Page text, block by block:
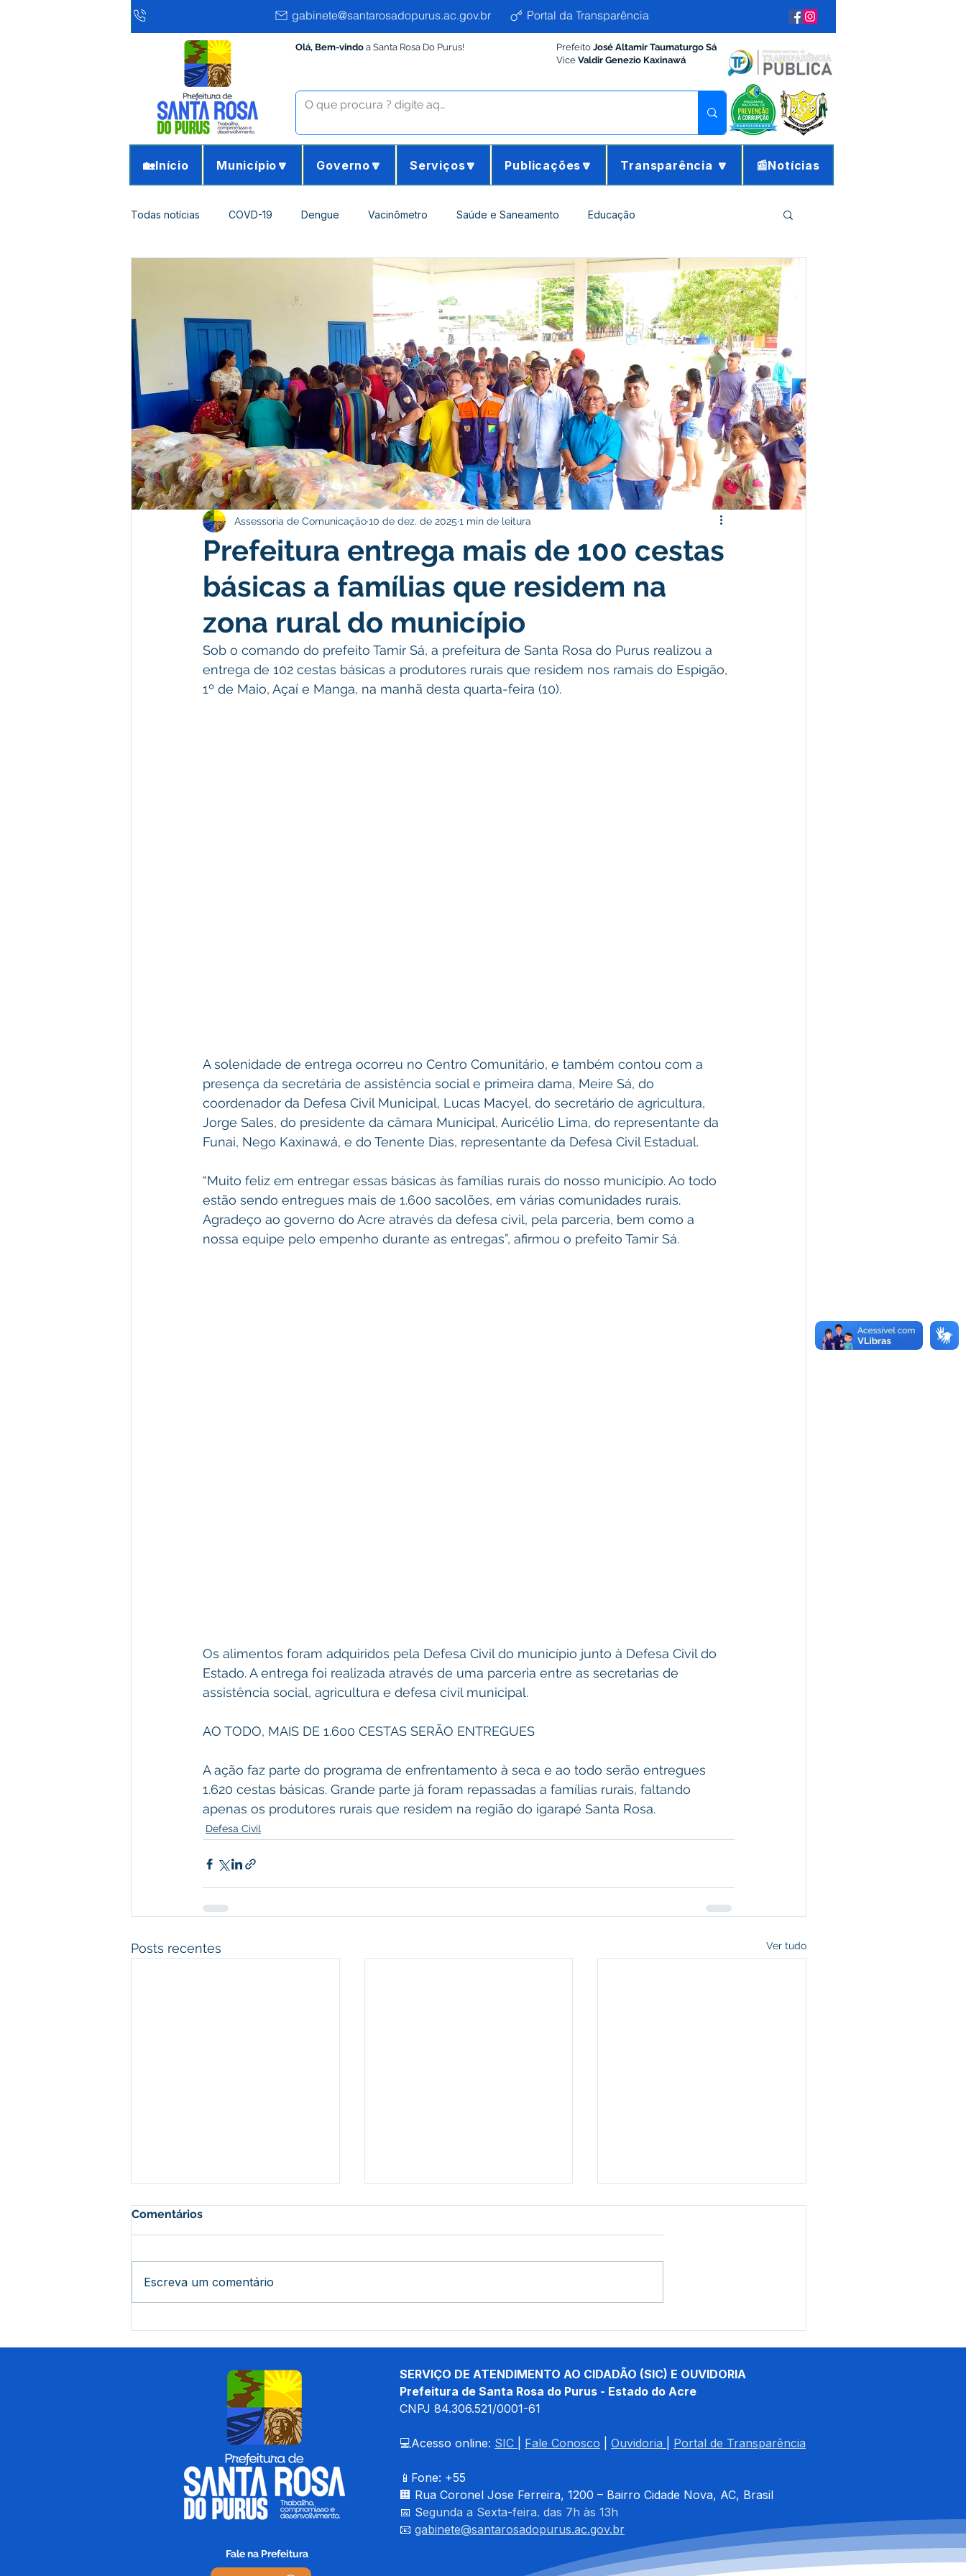
gabinete@santarosadopurus.ac.gov.br Portal da Transparência
Olá, Bem-vindo a Santa Rosa Do Purus! Prefeito José Altamir Taumaturgo Sá
Vice Valdir Genezio Kaxinawá
🏡Início Município🔽 Governo🔽 Serviços🔽 Publicações🔽 Transparência 🔽 📰Notícias
Todas notícias COVD-19 Dengue Vacinômetro Saúde e Saneamento Educação
Agricultura e Meio Ambiente Desporto Cultura e Lazer Administração e Finanças
Institucional e Governo Políticas Públicas Nota de Pesar Campanhas Datas Comemorativas
Comunicado Convênios e Parcerias Defesa Civil Indígena Licitações Assistência Social
Campanhas Campanhas Memória e Cultura
Prefeitura entrega mais de 100 cestas
básicas a famílias que residem na
zona rural do município
Assessoria de Comunicação10 de dez. de 2025 1 min de leitura
Sob o comando do prefeito Tamir Sá, a prefeitura de Santa Rosa do Purus realizou a
entrega de 102 cestas básicas a produtores rurais que residem nos ramais do Espigão,
1º de Maio, Açaí e Manga, na manhã desta quarta-feira (10).
A solenidade de entrega ocorreu no Centro Comunitário, e também contou com a
presença da secretária de assistência social e primeira dama, Meire Sá, do
coordenador da Defesa Civil Municipal, Lucas Macyel, do secretário de agricultura,
Jorge Sales, do presidente da câmara Municipal, Auricélio Lima, do representante da
Funai, Nego Kaxinawá, e do Tenente Dias, representante da Defesa Civil Estadual.
“Muito feliz em entregar essas básicas às famílias rurais do nosso município. Ao todo
estão sendo entregues mais de 1.600 sacolões, em várias comunidades rurais.
Agradeço ao governo do Acre através da defesa civil, pela parceria, bem como a
nossa equipe pelo empenho durante as entregas”, afirmou o prefeito Tamir Sá.
Os alimentos foram adquiridos pela Defesa Civil do município junto à Defesa Civil do
Estado. A entrega foi realizada através de uma parceria entre as secretarias de
assistência social, agricultura e defesa civil municipal.
AO TODO, MAIS DE 1.600 CESTAS SERÃO ENTREGUES
A ação faz parte do programa de enfrentamento à seca e ao todo serão entregues
1.620 cestas básicas. Grande parte já foram repassadas a famílias rurais, faltando
apenas os produtores rurais que residem na região do igarapé Santa Rosa.
Defesa Civil
Posts recentes Ver tudo
Rosa do Purus
brigada de incêndio em
Santa Rosa do Purus
Humanitária
Comentários
Escreva um comentário
SERVIÇO DE ATENDIMENTO AO CIDADÃO (SIC) E OUVIDORIA
Prefeitura de Santa Rosa do Purus - Estado do Acre
CNPJ 84.306.521/0001-61
💻Acesso online: SIC Fale Conosco Ouvidoria Portal de Transparência
📱Fone: +55
🏢 Rua Coronel Jose Ferreira, 1200 – Bairro Cidade Nova, AC, Brasil
📅 Segunda a Sexta-feira. das 7h às 13h
📧 gabinete@santarosadopurus.ac.gov.br
Fale na Prefeitura